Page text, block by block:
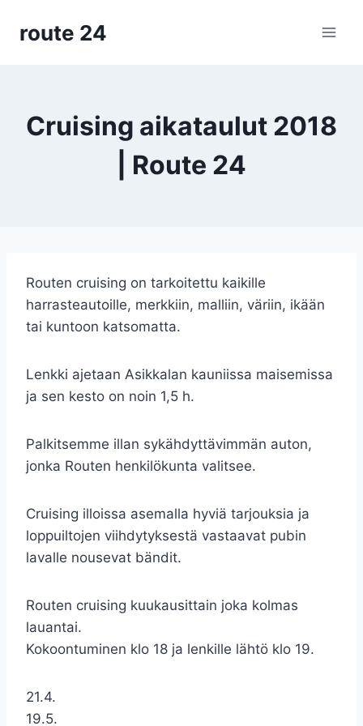
sisältöön
route 24
Cruising aikataulut 2018
| Route 24
Routen cruising on tarkoitettu kaikille
harrasteautoille, merkkiin, malliin, väriin, ikään
tai kuntoon katsomatta.
Lenkki ajetaan Asikkalan kauniissa maisemissa
ja sen kesto on noin 1,5 h.
Palkitsemme illan sykähdyttävimmän auton,
jonka Routen henkilökunta valitsee.
Cruising illoissa asemalla hyviä tarjouksia ja
loppuiltojen viihdytyksestä vastaavat pubin
lavalle nousevat bändit.
Routen cruising kuukausittain joka kolmas
lauantai.
Kokoontuminen klo 18 ja lenkille lähtö klo 19.
21.4.
19.5.